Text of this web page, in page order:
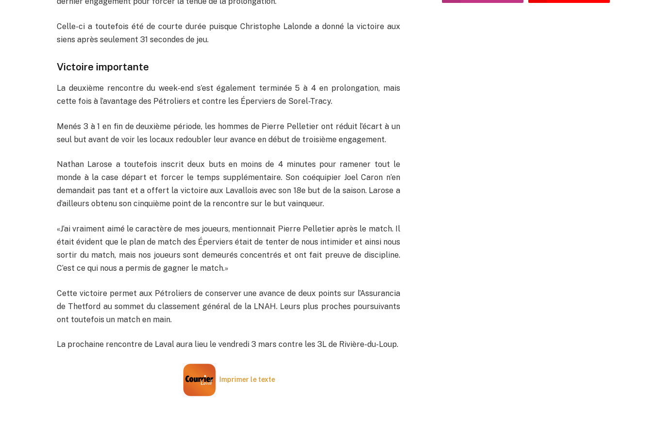
Celle-ci a toutefois été de courte durée puisque Christophe Lalonde a donné la victoire aux
siens après seulement 31 secondes de jeu.
Victoire importante
La deuxième rencontre du week-end s’est également terminée 5 à 4 en prolongation, mais
cette fois à l’avantage des Pétroliers et contre les Éperviers de Sorel-Tracy.
Menés 3 à 1 en fin de deuxième période, les hommes de Pierre Pelletier ont réduit l’écart à un
seul but avant de voir les locaux redoubler leur avance en début de troisième engagement.
Nathan Larose a toutefois inscrit deux buts en moins de 4 minutes pour ramener tout le
monde à la case départ et forcer le temps supplémentaire. Son coéquipier Joel Caron n’en
demandait pas tant et a offert la victoire aux Lavallois avec son 18e but de la saison. Larose a
d’ailleurs obtenu son cinquième point de la rencontre sur le but vainqueur.
«J’ai vraiment aimé le caractère de mes joueurs, mentionnait Pierre Pelletier après le match. Il
était évident que le plan de match des Éperviers était de tenter de nous intimider et ainsi nous
sortir du match, mais nos joueurs sont demeurés concentrés et ont fait preuve de discipline.
C’est ce qui nous a permis de gagner le match.»
Cette victoire permet aux Pétroliers de conserver une avance de deux points sur l’Assurancia
de Thetford au sommet du classement général de la LNAH. Leurs plus proches poursuivants
ont toutefois un match en main.
La prochaine rencontre de Laval aura lieu le vendredi 3 mars contre les 3L de Rivière-du-Loup.
Imprimer le texte